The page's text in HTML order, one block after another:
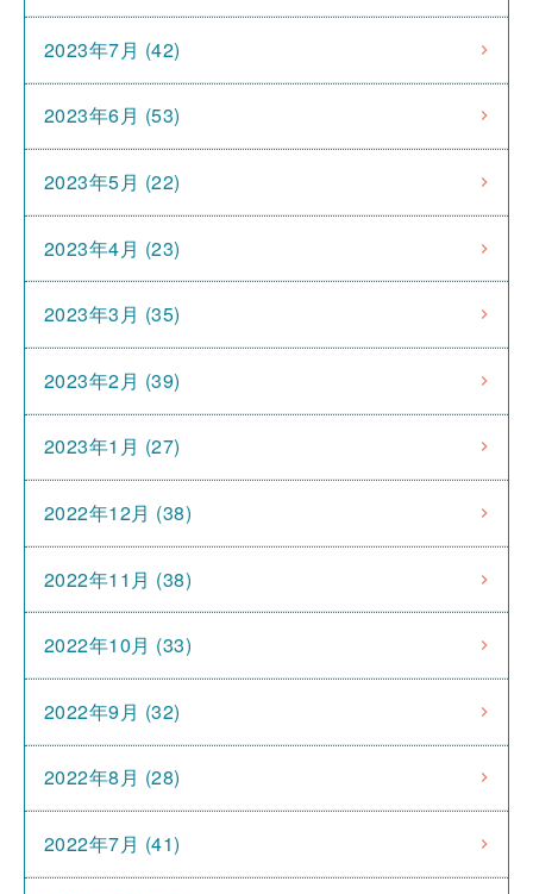
2023年7月 (42)
2023年6月 (53)
2023年5月 (22)
2023年4月 (23)
2023年3月 (35)
2023年2月 (39)
2023年1月 (27)
2022年12月 (38)
2022年11月 (38)
2022年10月 (33)
2022年9月 (32)
2022年8月 (28)
2022年7月 (41)